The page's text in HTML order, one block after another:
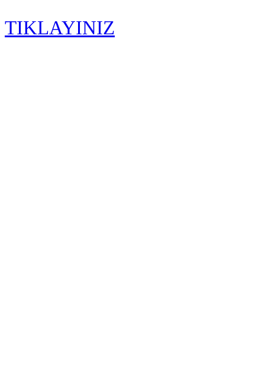
TIKLAYINIZ